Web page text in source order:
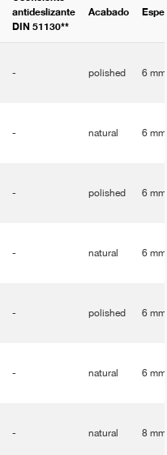
antideslizante
DIN 51130**
Acabado
-
polished 6 mm
-
natural 6 mm
-
polished 6 mm
-
natural 6 mm
-
polished 6 mm
-
natural 6 mm
-
natural 8 mm